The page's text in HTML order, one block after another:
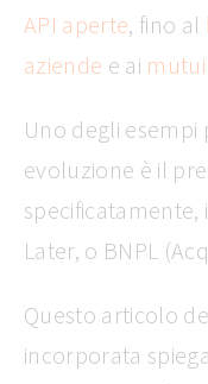
API aperte, fino al
aziende e ai
Uno degli
evoluzione è il
Later, o BNPL
Questo articolo
incorporata